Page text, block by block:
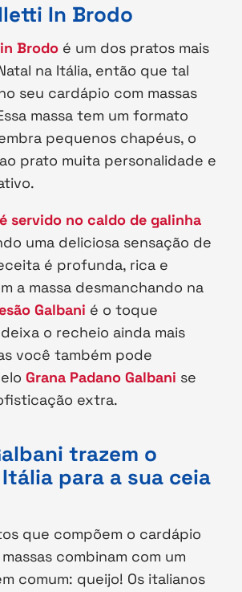
In Brodo
Brodo é um dos pratos mais
na Itália, então que tal
seu cardápio com massas
massa tem um formato
pequenos chapéus, o
prato muita personalidade e
servido no caldo de galinha
uma deliciosa sensação de
é profunda, rica e
a massa desmanchando na
Galbani é o toque
o recheio ainda mais
você também pode
Grana Padano Galbani se
extra.
trazem o
para a sua ceia
que compõem o cardápio
combinam com um
comum: queijo! Os italianos